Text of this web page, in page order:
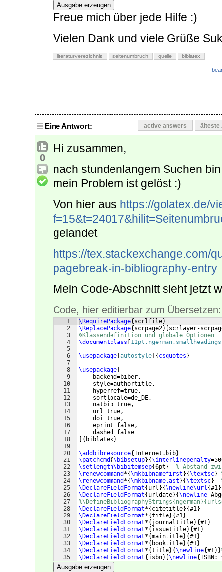
Ausgabe erzeugen
Freue mich über jede Hilfe :)
Vielen Dank und viele Grüße
literaturverezichnis seitenumbruch quelle biblatex
Eine Antwort: active answers älteste
0
Hi zusammen,
nach stundenlangem Suchen
mein Problem ist gelöst :)
Von hier aus https://golatex.de/
gelandet
https://tex.stackexchange.com/
pagebreak-in-bibliography-entry
Mein Code-Abschnitt sieht jetzt
Code, hier editierbar zum Übersetzen:
1
2
3
4
5
6
7
8
9
10
11
12
13
14
15
16
17
18
19
20
21
22
23
24
25
26
27
28
29
30
31
32
33
34
35
\RequirePackage{ scrlfile}
\ReplacePackage{ scrpage2}{ scrlayer-
%Klassendefinition und globale Optionen
\documentclass
12pt,ngerman,smallheadings
\usepackage autostyle { csquotes }
\usepackage
    backend=biber,
    style=authortitle,
    hyperref=true,
    sortlocale=de_DE,
    natbib=true,
    url=true,
    doi=true,
    eprint=false,
    dashed=false
{ biblatex}
\addbibresource{ Internet.bib}
\patchcmd {\bibsetup}{\interlinepenalty
\setlength\bibitemsep{6pt }
% Abstand
\renewcommand *{\mkbibnamefirst }{\textsc}
\renewcommand *{\mkbibnamelast }{\textsc}
\DeclareFieldFormat{ url }{\newline\url{#1
\DeclareFieldFormat{ urldate}{\newline
\DeclareFieldFormat*{ citetitle}{#1}
\DeclareFieldFormat*{title}{#1}
\DeclareFieldFormat*{ journaltitle}{#1}
\DeclareFieldFormat*{ issuetitle}{#1}
\DeclareFieldFormat*{maintitle}{#1}
\DeclareFieldFormat*{ booktitle}{#1}
\DeclareFieldFormat*{title}{\newline{#1}}
\DeclareFieldFormat{ isbn}{\newline{ ISBN:
Ausgabe erzeugen